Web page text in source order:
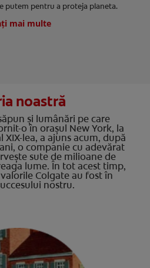
putem pentru a proteja planeta.
mai multe
noastră
și lumânări pe care
o în orașul New York, la
lea, a ajuns acum, după
o companie cu adevărat
sute de milioane de
lume. În tot acest timp,
Colgate au fost în
nostru.